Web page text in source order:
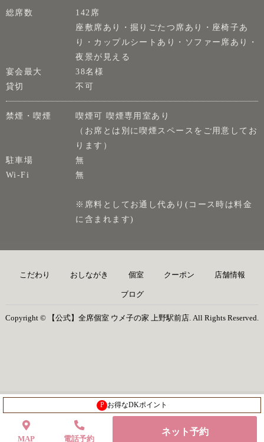
総席数
142席
座敷席あり・掘りごたつ席あり・座椅子あ
り・カップルシートあり・ソファー席あり・
夜景が見える
宴会最大
38名様
貸切
不可
禁煙・喫煙
喫煙可 喫煙専用室あり
（お席とは別に喫煙スペースをご用意してお
ります）
駐車場
無
Wi-Fi
無
※席料としてお通し代あり(コース時は料金
に含まれます)
こだわり おしながき 個室 クーポン 店舗情報
ブログ
Copyright © 【公式】全席個室 ウメ子の家 上野駅前店. All Rights Reserved.
P お得なDKポイント
MAP 電話予約
ネット予約